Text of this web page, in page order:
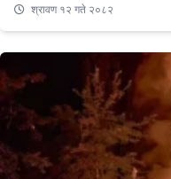
श्रावण १२ गते २०८२